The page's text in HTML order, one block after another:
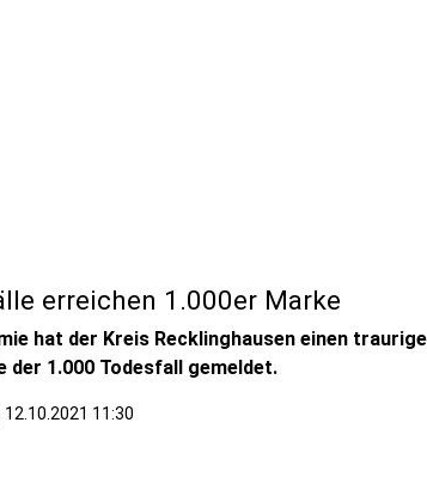
erreichen 1.000er Marke
hat der Kreis Recklinghausen einen
der 1.000 Todesfall gemeldet.
12.10.2021 11:30